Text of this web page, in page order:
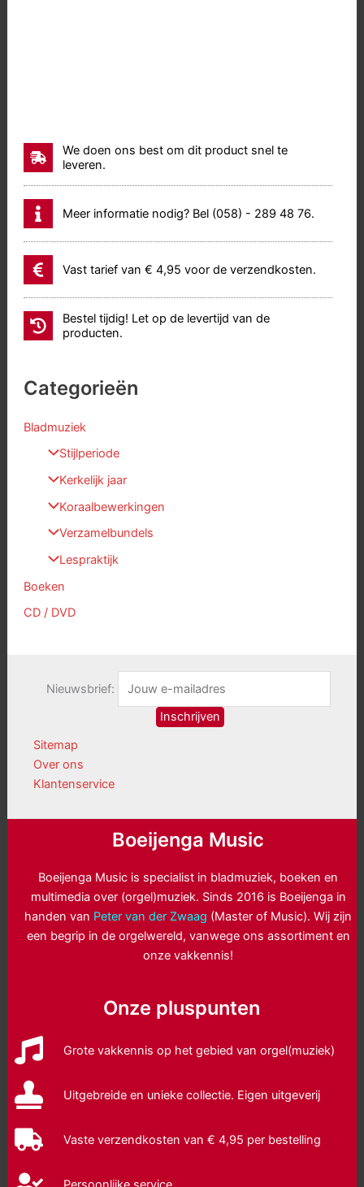
We doen ons best om dit product snel te
leveren.
Meer informatie nodig? Bel (058) - 289 48 76.
Vast tarief van € 4,95 voor de verzendkosten.
Bestel tijdig! Let op de levertijd van de
producten.
Categorieën
Bladmuziek
Stijlperiode
Kerkelijk jaar
Koraalbewerkingen
Verzamelbundels
Lespraktijk
Boeken
CD / DVD
Nieuwsbrief:
Sitemap
Over ons
Klantenservice
Boeijenga Music
Boeijenga Music is specialist in bladmuziek, boeken en
multimedia over (orgel)muziek. Sinds 2016 is Boeijenga in
handen van Peter van der Zwaag (Master of Music). Wij zijn
een begrip in de orgelwereld, vanwege ons assortiment en
onze vakkennis!
Onze pluspunten
Grote vakkennis op het gebied van orgel(muziek)
Uitgebreide en unieke collectie. Eigen uitgeverij
Vaste verzendkosten van € 4,95 per bestelling